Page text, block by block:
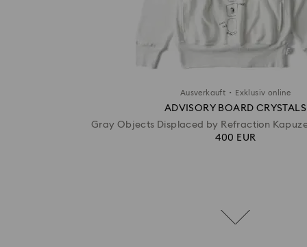
Ausverkauft · Exklusiv online
ADVISORY BOARD CRYSTALS
Gray Objects Displaced by Refraction
400 EUR